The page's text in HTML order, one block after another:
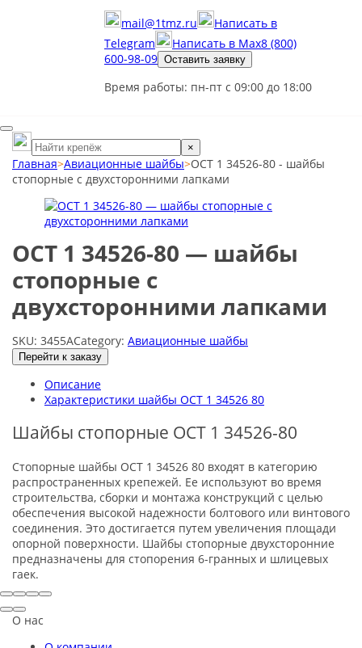
mail@1tmz.ru
Написать в
Telegram
Написать в Max8 (800)
600-98-09 Оставить заявку
Время работы: пн-пт с 09:00 до 18:00
×
Главная>Авиационные шайбы>ОСТ 1 34526-80 - шайбы
стопорные с двухсторонними лапками
ОСТ 1 34526-80 — шайбы
стопорные с
двухсторонними лапками
SKU: 3455АCategory: Авиационные шайбы
Перейти к заказу
Описание
Характеристики шайбы OCT 1 34526 80
Шайбы стопорные ОСТ 1 34526-80
Стопорные шайбы ОСТ 1 34526 80 входят в категорию
распространенных крепежей. Ее используют во время
строительства, сборки и монтажа конструкций с целью
обеспечения высокой надежности болтового или винтового
соединения. Это достигается путем увеличения площади
опорной поверхности. Шайбы стопорные двухсторонние
предназначены для стопорения 6-гранных и шлицевых
гаек.
О нас